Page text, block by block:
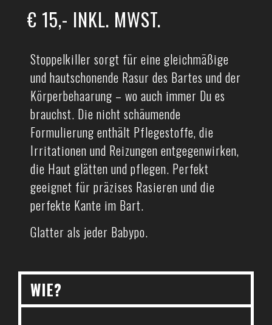
€ 15,- INKL. MWST.
Stoppelkiller sorgt für eine gleichmäßige
und hautschonende Rasur des Bartes und der
Körperbehaarung – wo auch immer Du es
brauchst. Die nicht schäumende
Formulierung enthält Pflegestoffe, die
Irritationen und Reizungen entgegenwirken,
die Haut glätten und pflegen. Perfekt
geeignet für präzises Rasieren und die
perfekte Kante im Bart.
Glatter als jeder Babypo.
WIE?